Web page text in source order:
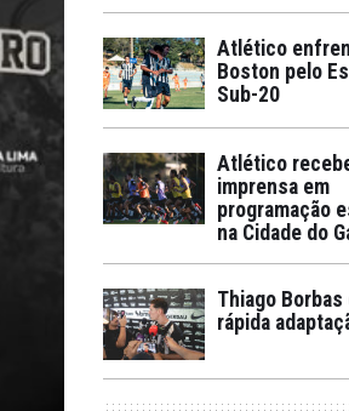
Atlético
Boston pelo
Sub-20
Atlético
imprensa em
programação
na Cidade do
Thiago
rápida